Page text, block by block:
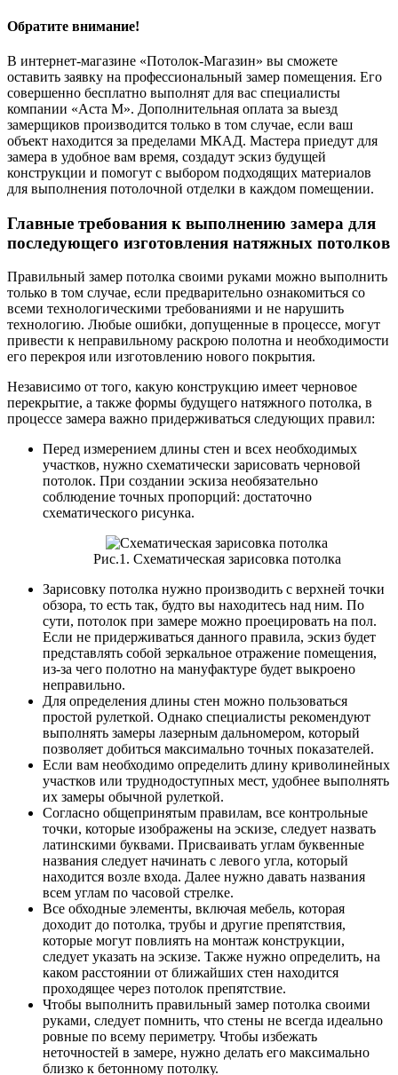
Обратите внимание!
В интернет-магазине «Потолок-Магазин» вы сможете
оставить заявку на профессиональный замер помещения. Его
совершенно бесплатно выполнят для вас специалисты
компании «Аста М». Дополнительная оплата за выезд
замерщиков производится только в том случае, если ваш
объект находится за пределами МКАД. Мастера приедут для
замера в удобное вам время, создадут эскиз будущей
конструкции и помогут с выбором подходящих материалов
для выполнения потолочной отделки в каждом помещении.
Главные требования к выполнению замера для
последующего изготовления натяжных потолков
Правильный замер потолка своими руками можно выполнить
только в том случае, если предварительно ознакомиться со
всеми технологическими требованиями и не нарушить
технологию. Любые ошибки, допущенные в процессе, могут
привести к неправильному раскрою полотна и необходимости
его перекроя или изготовлению нового покрытия.
Независимо от того, какую конструкцию имеет черновое
перекрытие, а также формы будущего натяжного потолка, в
процессе замера важно придерживаться следующих правил:
Перед измерением длины стен и всех необходимых
участков, нужно схематически зарисовать черновой
потолок. При создании эскиза необязательно
соблюдение точных пропорций: достаточно
схематического рисунка.
Рис.1. Схематическая зарисовка потолка
Зарисовку потолка нужно производить с верхней точки
обзора, то есть так, будто вы находитесь над ним. По
сути, потолок при замере можно проецировать на пол.
Если не придерживаться данного правила, эскиз будет
представлять собой зеркальное отражение помещения,
из-за чего полотно на мануфактуре будет выкроено
неправильно.
Для определения длины стен можно пользоваться
простой рулеткой. Однако специалисты рекомендуют
выполнять замеры лазерным дальномером, который
позволяет добиться максимально точных показателей.
Если вам необходимо определить длину криволинейных
участков или труднодоступных мест, удобнее выполнять
их замеры обычной рулеткой.
Согласно общепринятым правилам, все контрольные
точки, которые изображены на эскизе, следует назвать
латинскими буквами. Присваивать углам буквенные
названия следует начинать с левого угла, который
находится возле входа. Далее нужно давать названия
всем углам по часовой стрелке.
Все обходные элементы, включая мебель, которая
доходит до потолка, трубы и другие препятствия,
которые могут повлиять на монтаж конструкции,
следует указать на эскизе. Также нужно определить, на
каком расстоянии от ближайших стен находится
проходящее через потолок препятствие.
Чтобы выполнить правильный замер потолка своими
руками, следует помнить, что стены не всегда идеально
ровные по всему периметру. Чтобы избежать
неточностей в замере, нужно делать его максимально
близко к бетонному потолку.